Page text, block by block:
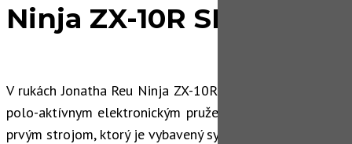
Ninja ZX-10R SE
V rukách Jonatha Reu Ninja ZX-10RR dosiahla titul vo
polo-aktívnym elektronickým pružením – Ninja ZX10-R
prvým strojom, ktorý je vybavený systémom Kawasaki